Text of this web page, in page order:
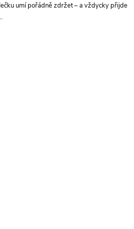
umí pořádně zdržet – a vždycky přijde